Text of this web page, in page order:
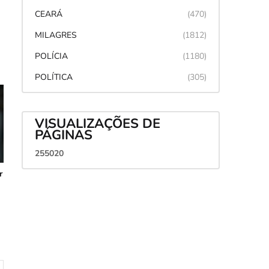
CEARÁ
(470)
MILAGRES
(1812)
POLÍCIA
(1180)
POLÍTICA
(305)
VISUALIZAÇÕES DE
PÁGINAS
255020